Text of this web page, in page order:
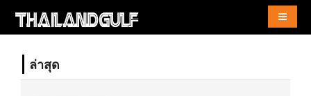
ล่าสุด